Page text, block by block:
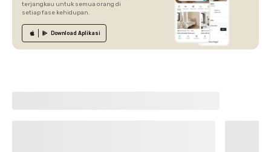
terjangkau untuk semua orang di
setiap fase kehidupan.
Download Aplikasi